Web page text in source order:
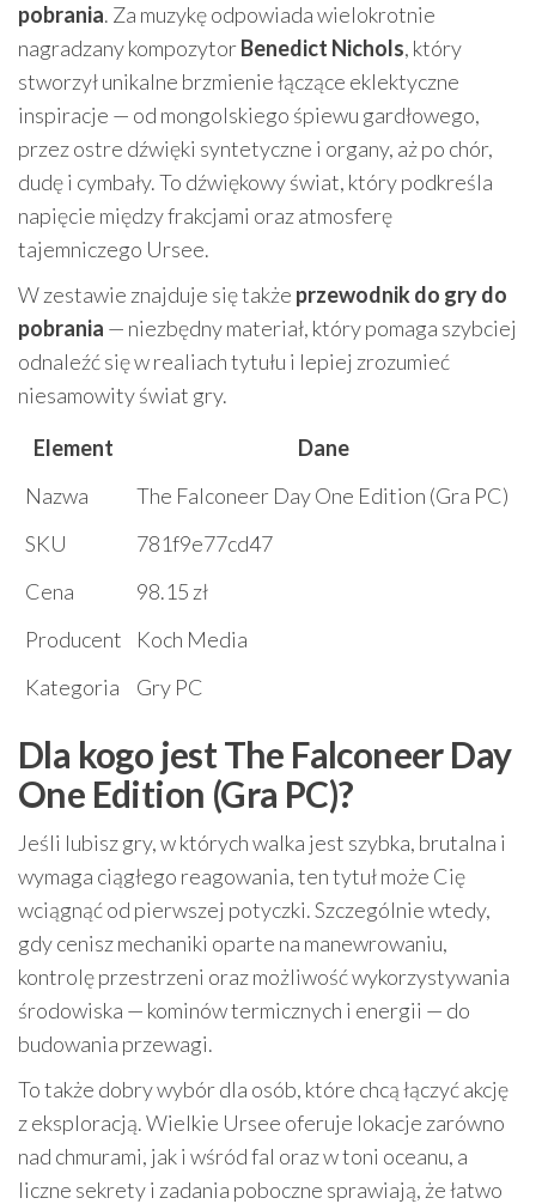
pobrania. Za muzykę odpowiada wielokrotnie
nagradzany kompozytorBenedict Nichols, który
stworzył unikalne brzmienie łączące eklektyczne
inspiracje — od mongolskiego śpiewu gardłowego,
przez ostre dźwięki syntetyczne i organy, aż po chór,
dudę i cymbały. To dźwiękowy świat, który podkreśla
napięcie między frakcjami oraz atmosferę
tajemniczego Ursee.
W zestawie znajduje się także przewodnik do gry do
pobrania — niezbędny materiał, który pomaga szybciej
odnaleźć się w realiach tytułu i lepiej zrozumieć
niesamowity świat gry.
Element
Dane
Nazwa
The Falconeer Day One Edition (Gra PC)
SKU
781f9e77cd47
Cena
98.15 zł
Producent
Koch Media
Kategoria
Gry PC
Dla kogo jest The Falconeer Day
One Edition (Gra PC)?
Jeśli lubisz gry, w których walka jest szybka, brutalna i
wymaga ciągłego reagowania, ten tytuł może Cię
wciągnąć od pierwszej potyczki. Szczególnie wtedy,
gdy cenisz mechaniki oparte na manewrowaniu,
kontrolę przestrzeni oraz możliwość wykorzystywania
środowiska — kominów termicznych i energii — do
budowania przewagi.
To także dobry wybór dla osób, które chcą łączyć akcję
z eksploracją. Wielkie Ursee oferuje lokacje zarówno
nad chmurami, jak i wśród fal oraz w toni oceanu, a
liczne sekrety i zadania poboczne sprawiają, że łatwo